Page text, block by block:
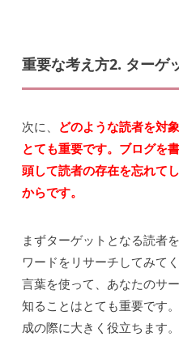
重要な考え方2. ターゲ
次に、
どのような読者を対
とても重要です。ブログを
頭して読者の存在を忘れて
からです。
まずターゲットとなる読者
ワードをリサーチしてみて
言葉を使って、あなたのサ
知ることはとても重要です
成の際に大きく役立ちます。